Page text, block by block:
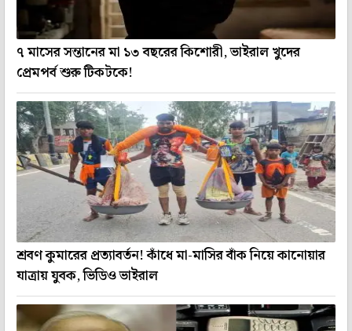
৭ মাসের সন্তানের মা ১৩ বছরের কিশোরী, ভাইরাল খুদের
প্রেমপর্ব শুরু টিকটকে!
শ্রবণ কুমারের প্রত্যাবর্তন! কাঁধে মা-মাসির বাঁক নিয়ে কানোয়ার
যাত্রায় যুবক, ভিডিও ভাইরাল